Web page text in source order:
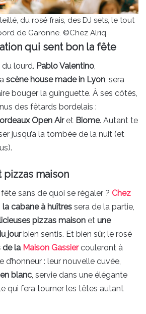
du rosé frais, des DJ sets, le tout
de Garonne. ©Chez Alriq
qui sent bon la fête
du lourd. Pablo Valentino,
scène house made in Lyon, sera
bouger la guinguette. À ses côtés,
des fêtards bordelais :
Open Airet Biome. Autant te
jusqu’à la tombée de la nuit (et
pizzas maison
sans de quoi se régaler ? Chez
la cabane à huîtres sera de la partie,
pizzas maison et une
jourbien sentis. Et bien sûr, le rosé
de la Maison Gassiercouleront à
d’honneur : leur nouvelle cuvée,
blanc, servie dans une élégante
qui fera tourner les têtes autant